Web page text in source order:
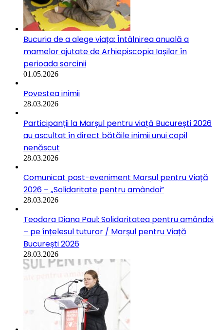
Bucuria de a alege viața: Întâlnirea anuală a
mamelor ajutate de Arhiepiscopia Iașilor în
perioada sarcinii
01.05.2026
Povestea inimii
28.03.2026
Participanții la Marșul pentru viață București 2026
au ascultat în direct bătăile inimii unui copil
nenăscut
28.03.2026
Comunicat post-eveniment Marșul pentru Viață
2026 – „Solidaritate pentru amândoi”
28.03.2026
Teodora Diana Paul: Solidaritatea pentru amândoi
– pe înțelesul tuturor / Marșul pentru Viață
București 2026
28.03.2026